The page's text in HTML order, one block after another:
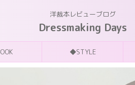
洋裁本レビューブログ
Dressmaking Days
◆STYLE